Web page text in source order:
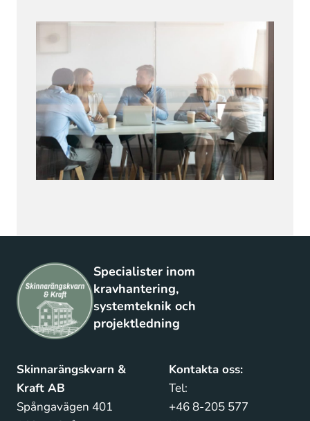
Specialister inom
kravhantering,
systemteknik och
projektledning
Skinnarängskvarn &
Kraft AB
Spångavägen 401
Kontakta oss:
Tel:
+46 8-205 577